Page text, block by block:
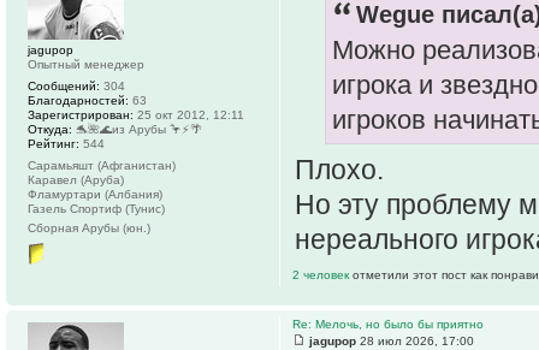
Wegue
Можно
игрока и
игроков
Плохо.
Но эту проблему
нереального
2 человекотметили этот пост как
jagupop
Опытный менеджер
Сообщений: 304
Благодарностей: 63
Зарегистрирован: 25 окт 2012, 12:11
Откуда: 🐬🌺🌊из Арубы 🦩⚡️🌴
Рейтинг: 544
Сарамьяшт (Афганистан)
Каравел (Аруба)
Фламуртари (Албания)
Газель Спортиф (Тунис)
Сборная Арубы (юн.)
Re: Мелочь, но было бы приятно
jagupop 28 июл 2026, 17:00